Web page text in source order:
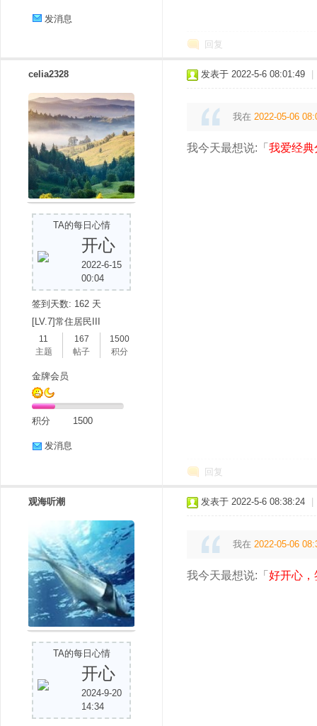
发消息
回复
celia2328
TA的每日心情
开心
2022-6-15
00:04
签到天数: 162 天
[LV.7]常住居民III
11
主题
167
帖子
1500
积分
金牌会员
积分 1500
发消息
发表于 2022-5-6 08:01:49
我在 2022-05-06
我今天最想说:「 我爱经典
回复
观海听潮
TA的每日心情
开心
2024-9-20
14:34
发表于 2022-5-6 08:38:24
我在 2022-05-06
我今天最想说:「 好开心，